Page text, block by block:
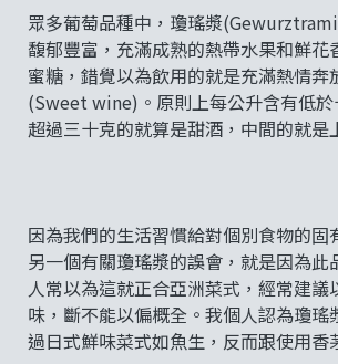
眾多葡萄品種中，瓊瑤漿
馥郁豐富，充滿成熟的熱帶水果和鮮
蜜糖，錯覺以為飲用的就是充滿熱情
(Sweet wine)。原則上每公升含有低
超過三十克的就算是甜酒，中間的就是
因為我們的生活習慣給對個別食物的
另一個有關瓊瑤漿的誤會，就是因為
人常以為這就正合亞洲菜式，經常建
味，斷不能以偏概全。我個人認為瓊
過日式鮮味菜式如魚生，反而跟使用香